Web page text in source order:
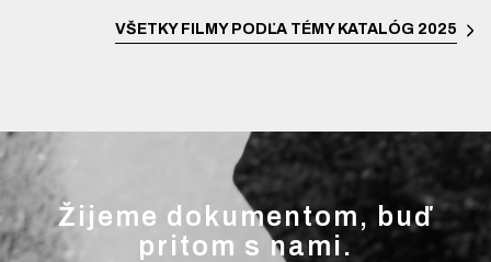
VŠETKY FILMY PODĽA TÉMY KATALÓG 2025
Žijeme dokumentom, buď
pritom s nami.